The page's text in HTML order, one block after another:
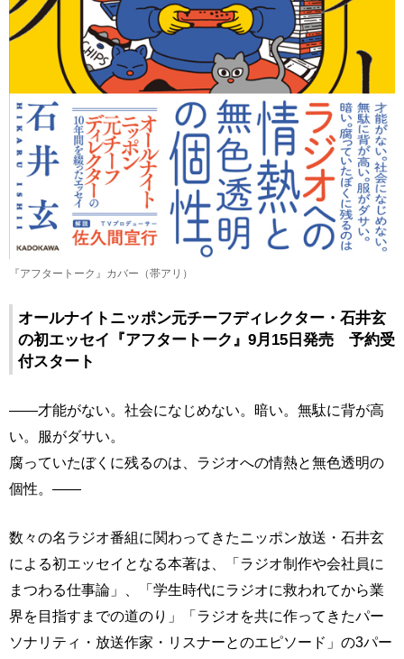
『アフタートーク』カバー（帯アリ）
オールナイトニッポン元チーフディレクター・石井玄
の初エッセイ『アフタートーク』9月15日発売 予約受
付スタート
――才能がない。社会になじめない。暗い。無駄に背が高
い。服がダサい。
腐っていたぼくに残るのは、ラジオへの情熱と無色透明の
個性。――
数々の名ラジオ番組に関わってきたニッポン放送・石井玄
による初エッセイとなる本著は、「ラジオ制作や会社員に
まつわる仕事論」、「学生時代にラジオに救われてから業
界を目指すまでの道のり」「ラジオを共に作ってきたパー
ソナリティ・放送作家・リスナーとのエピソード」の3パー